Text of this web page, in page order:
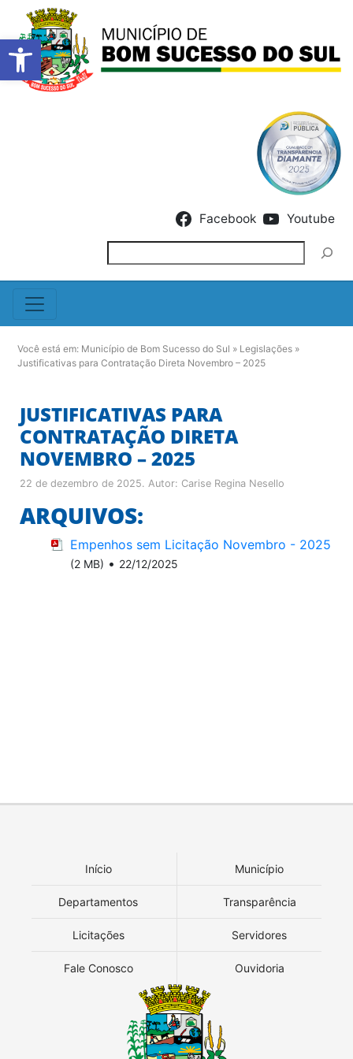
Barra de Ferramentas
Facebook Youtube
Você está em: Município de Bom Sucesso do Sul » Legislações »
Justificativas para Contratação Direta Novembro – 2025
JUSTIFICATIVAS PARA
CONTRATAÇÃO DIRETA
NOVEMBRO – 2025
22 de dezembro de 2025. Autor: Carise Regina Nesello
ARQUIVOS:
Empenhos sem Licitação Novembro - 2025
(2 MB) • 22/12/2025
Início Município
Departamentos Transparência
Licitações Servidores
Fale Conosco Ouvidoria